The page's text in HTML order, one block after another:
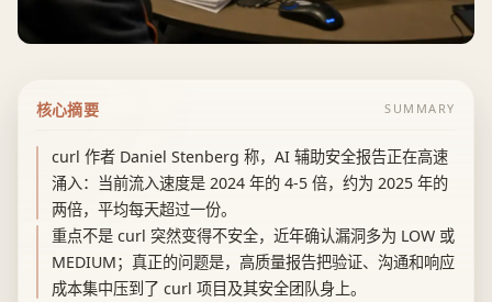
核心摘要 SUMMARY
curl 作者 Daniel Stenberg 称，AI 辅助安全报告正在高速
涌入：当前流入速度是 2024 年的 4-5 倍，约为 2025 年的
两倍，平均每天超过一份。
重点不是 curl 突然变得不安全，近年确认漏洞多为 LOW 或
MEDIUM；真正的问题是，高质量报告把验证、沟通和响应
成本集中压到了 curl 项目及其安全团队身上。